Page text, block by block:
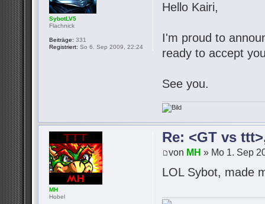
Hello Kairi,
I'm proud to
ready to accept
See you.
SybotLV5
Flachnick
Beiträge: 331
Registriert: So 6. Sep 2009, 22:24
Re: <GT vs
von MH » Mo 1. Sep
LOL Sybot, made
MH
Hobel